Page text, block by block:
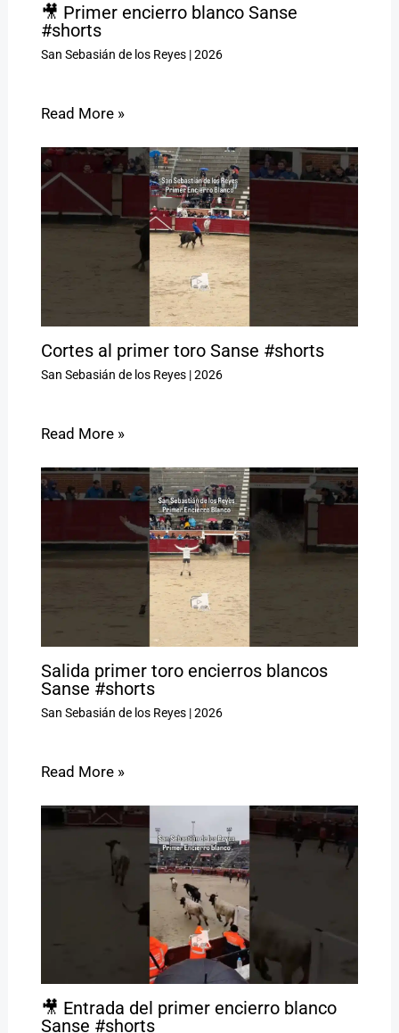
🎥 Primer encierro blanco Sanse
#shorts
San Sebasián de los Reyes|2026
Read More »
Cortes al primer toro Sanse #shorts
San Sebasián de los Reyes|2026
Read More »
Salida primer toro encierros blancos
Sanse #shorts
San Sebasián de los Reyes|2026
Read More »
🎥 Entrada del primer encierro blanco
Sanse #shorts